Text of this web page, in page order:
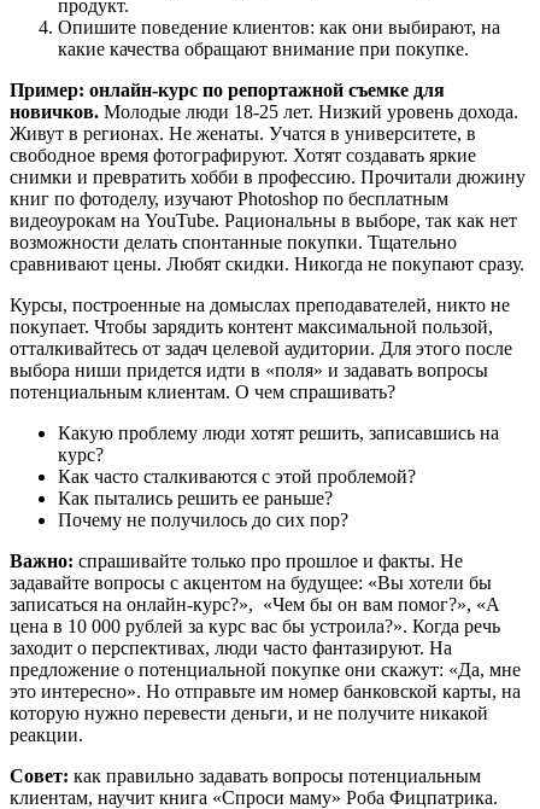
продукт.
Опишите поведение клиентов: как они выбирают, на
какие качества обращают внимание при покупке.
Пример: онлайн-курс по репортажной съемке для
новичков. Молодые люди 18-25 лет. Низкий уровень дохода.
Живут в регионах. Не женаты. Учатся в университете, в
свободное время фотографируют. Хотят создавать яркие
снимки и превратить хобби в профессию. Прочитали дюжину
книг по фотоделу, изучают Photoshop по бесплатным
видеоурокам на YouTube. Рациональны в выборе, так как нет
возможности делать спонтанные покупки. Тщательно
сравнивают цены. Любят скидки. Никогда не покупают сразу.
Курсы, построенные на домыслах преподавателей, никто не
покупает. Чтобы зарядить контент максимальной пользой,
отталкивайтесь от задач целевой аудитории. Для этого после
выбора ниши придется идти в «поля» и задавать вопросы
потенциальным клиентам. О чем спрашивать?
Какую проблему люди хотят решить, записавшись на
курс?
Как часто сталкиваются с этой проблемой?
Как пытались решить ее раньше?
Почему не получилось до сих пор?
Важно: спрашивайте только про прошлое и факты. Не
задавайте вопросы с акцентом на будущее: «Вы хотели бы
записаться на онлайн-курс?», «Чем бы он вам помог?», «А
цена в 10 000 рублей за курс вас бы устроила?». Когда речь
заходит о перспективах, люди часто фантазируют. На
предложение о потенциальной покупке они скажут: «Да, мне
это интересно». Но отправьте им номер банковской карты, на
которую нужно перевести деньги, и не получите никакой
реакции.
Совет: как правильно задавать вопросы потенциальным
клиентам, научит книга «Спроси маму» Роба Фицпатрика.